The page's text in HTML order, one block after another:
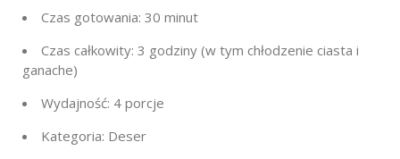
Czas gotowania: 30 minut
Czas całkowity: 3 godziny (w tym chłodzenie ciasta i
ganache)
Wydajność: 4 porcje
Kategoria: Deser